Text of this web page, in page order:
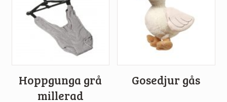
Hoppgunga grå
millerad
Gosedjur gås